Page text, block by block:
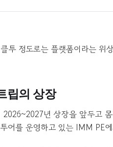
투 정도로는 플랫폼이라는 위
립의 상장
2026~2027년 상장을 앞두고
어를 운영하고 있는 IMM PE